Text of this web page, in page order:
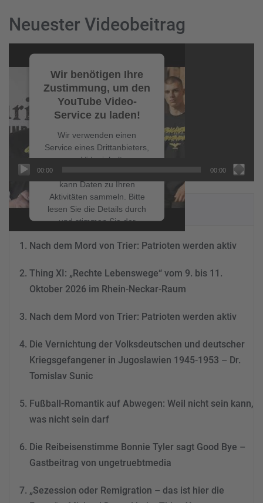
Neuester Videobeitrag
Player
Wir benötigen Ihre
Zustimmung, um den
YouTube Video-
Service zu laden!
Wir verwenden einen
Service eines Drittanbieters,
um Videoinhalte
einzubetten. Dieser Service
kann Daten zu Ihren
Aktivitäten sammeln. Bitte
lesen Sie die Details durch
und stimmen Sie der
Nutzung des Service zu, um
dieses Video anzusehen.
Mehr Informationen
Consent Management
&
00:00 00:00
NEUESTE BEITRÄGE
Nach dem Mord von Trier: Patrioten werden aktiv
Thing XI: „Rechte Lebenswege“ vom 9. bis 11.
Oktober 2026 im Rhein-Neckar-Raum
Nach dem Mord von Trier: Patrioten werden aktiv
Die Vernichtung der Volksdeutschen und deutscher
Kriegsgefangener in Jugoslawien 1945-1953 – Dr.
Tomislav Sunic
Fußball-Romantik auf Abwegen: Weil nicht sein kann,
was nicht sein darf
Die Reibeisenstimme Bonnie Tyler sagt Good Bye –
Gastbeitrag von ungetruebtmedia
„Sezession oder Remigration – das ist hier die